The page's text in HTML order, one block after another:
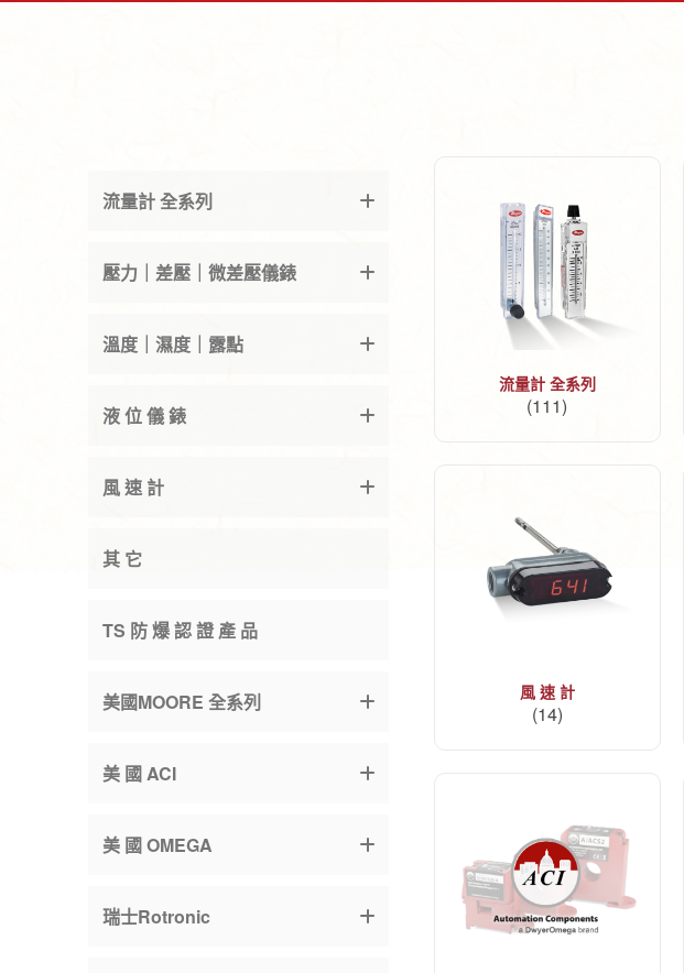
流量計 全系列
(111)
風 速 計
(14)
流量計 全系列
壓力｜差壓｜微差壓儀錶
溫度｜濕度｜露點
液 位 儀 錶
風 速 計
其 它
TS 防 爆 認 證 產 品
美國MOORE 全系列
美 國 ACI
美 國 OMEGA
瑞士Rotronic